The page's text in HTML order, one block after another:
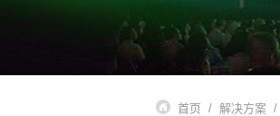
楼宇自动化
基础设施
能源基础设施
首页 解决方案